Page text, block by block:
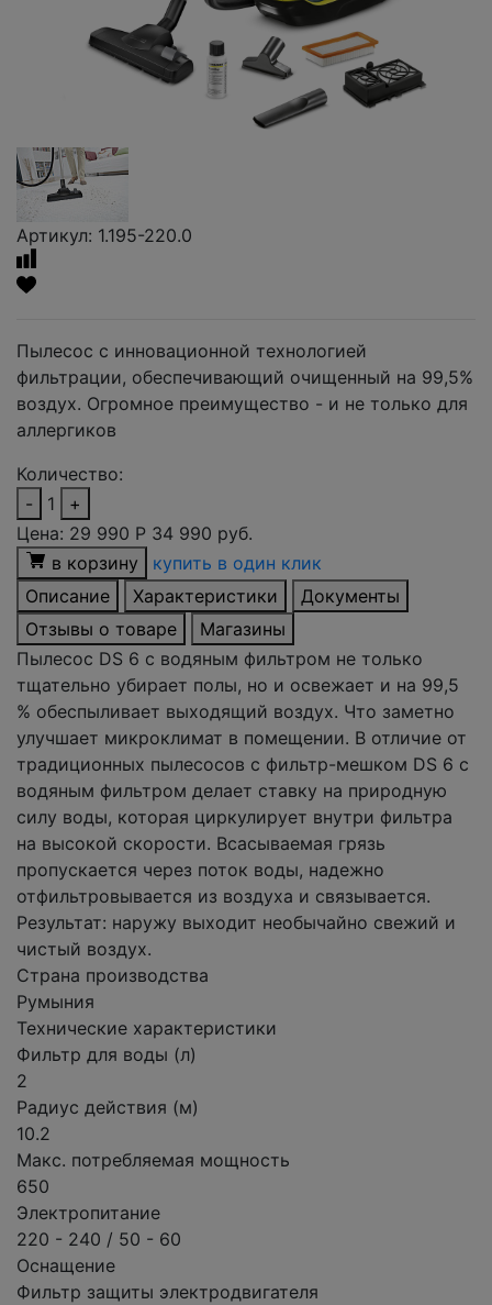
Артикул: 1.195-220.0
Пылесос с инновационной технологией
фильтрации, обеспечивающий очищенный на 99,5%
воздух. Огромное преимущество - и не только для
аллергиков
Количество:
-
1
+
Цена: 29 990 Р 34 990 руб.
в корзину
купить в один клик
Описание
Характеристики
Документы
Отзывы о товаре
Магазины
Пылесос DS 6 с водяным фильтром не только
тщательно убирает полы, но и освежает и на 99,5
% обеспыливает выходящий воздух. Что заметно
улучшает микроклимат в помещении. В отличие от
традиционных пылесосов с фильтр-мешком DS 6 с
водяным фильтром делает ставку на природную
силу воды, которая циркулирует внутри фильтра
на высокой скорости. Всасываемая грязь
пропускается через поток воды, надежно
отфильтровывается из воздуха и связывается.
Результат: наружу выходит необычайно свежий и
чистый воздух.
Страна производства
Румыния
Технические характеристики
Фильтр для воды (л)
2
Радиус действия (м)
10.2
Макс. потребляемая мощность
650
Электропитание
220 - 240 / 50 - 60
Оснащение
Фильтр защиты электродвигателя